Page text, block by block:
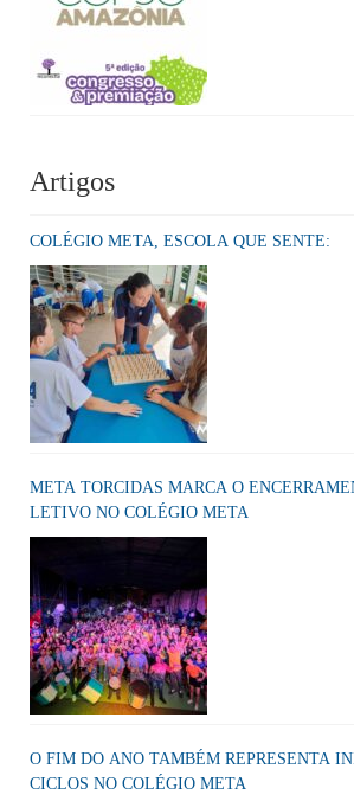
Artigos
COLÉGIO META, ESCOLA QUE SENTE:
META TORCIDAS MARCA O
LETIVO NO COLÉGIO META
O FIM DO ANO TAMBÉM REPRESENTA
CICLOS NO COLÉGIO META